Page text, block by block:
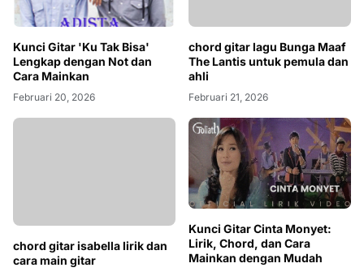
Kunci Gitar 'Ku Tak Bisa'
Lengkap dengan Not dan
Cara Mainkan
Februari 20, 2026
chord gitar lagu Bunga Maaf
The Lantis untuk pemula dan
ahli
Februari 21, 2026
chord gitar isabella lirik dan
cara main gitar
Februari 21, 2026
Kunci Gitar Cinta Monyet:
Lirik, Chord, dan Cara
Mainkan dengan Mudah